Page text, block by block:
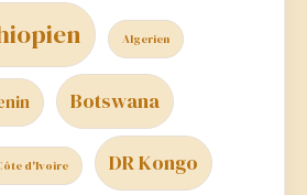
Algerien
Botswana
d'Ivoire DR Kongo